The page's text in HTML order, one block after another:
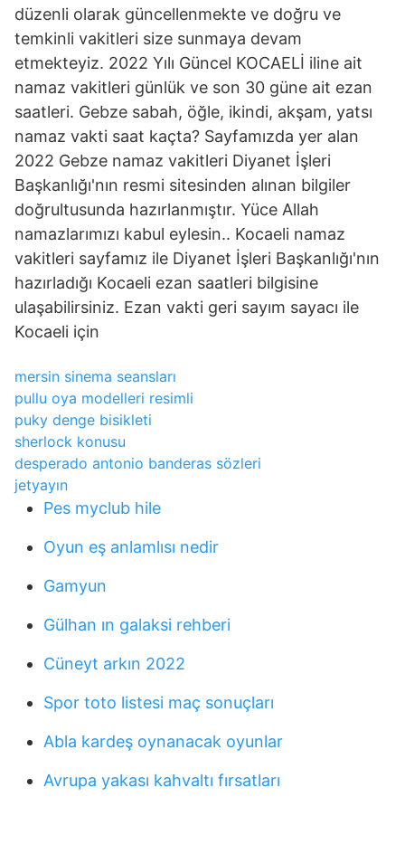
düzenli olarak güncellenmekte ve doğru ve
temkinli vakitleri size sunmaya devam
etmekteyiz. 2022 Yılı Güncel KOCAELİ iline ait
namaz vakitleri günlük ve son 30 güne ait ezan
saatleri. Gebze sabah, öğle, ikindi, akşam, yatsı
namaz vakti saat kaçta? Sayfamızda yer alan
2022 Gebze namaz vakitleri Diyanet İşleri
Başkanlığı'nın resmi sitesinden alınan bilgiler
doğrultusunda hazırlanmıştır. Yüce Allah
namazlarımızı kabul eylesin.. Kocaeli namaz
vakitleri sayfamız ile Diyanet İşleri Başkanlığı'nın
hazırladığı Kocaeli ezan saatleri bilgisine
ulaşabilirsiniz. Ezan vakti geri sayım sayacı ile
Kocaeli için
mersin sinema seansları
pullu oya modelleri resimli
puky denge bisikleti
sherlock konusu
desperado antonio banderas sözleri
jetyayın
Pes myclub hile
Oyun eş anlamlısı nedir
Gamyun
Gülhan ın galaksi rehberi
Cüneyt arkın 2022
Spor toto listesi maç sonuçları
Abla kardeş oynanacak oyunlar
Avrupa yakası kahvaltı fırsatları